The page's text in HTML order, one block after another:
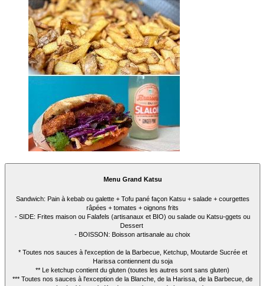
Menu Grand Katsu
Sandwich: Pain à kebab ou galette + Tofu pané façon Katsu + salade + courgettes
râpées + tomates + oignons frits
- SIDE: Frites maison ou Falafels (artisanaux et BIO) ou salade ou Katsu-ggets ou
Dessert
- BOISSON: Boisson artisanale au choix
* Toutes nos sauces à l'exception de la Barbecue, Ketchup, Moutarde Sucrée et
Harissa contiennent du soja
** Le ketchup contient du gluten (toutes les autres sont sans gluten)
*** Toutes nos sauces à l'exception de la Blanche, de la Harissa, de la Barbecue, de